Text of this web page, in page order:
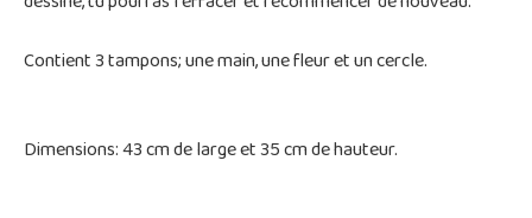
Contient 3 tampons; une main, une fleur et un cercle.
Dimensions: 43 cm de large et 35 cm de hauteur.